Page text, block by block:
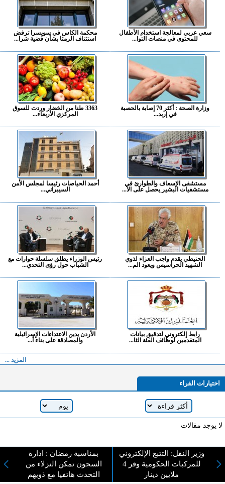
سعي عربي لمعالجة استخدام الأطفال
للمحتوى في منصات التوا...
محكمة الكاس في سويسرا ترفض
استئناف الرمثا بشأن قضية شرا...
وزارة الصحة : أكثر 70 إصابة بالحصبة
في إربد...
3363 طنا من الخضار وردت للسوق
المركزي الأربعاء...
مستشفى الإسعاف والطوارئ في
مستشفيات البشير يحصل على الا...
أحمد الحياصات رئيسا لمجلس الأمن
السيبراني...
الحنيطي يقدم واجب العزاء لذوي
الشهيد الحراسيس ويعود الم...
رئيس الوزراء يطلق سلسلة حوارات مع
الشباب حول رؤى التحدي...
رابط إلكتروني لتدقيق بيانات
المتقدمين لوظائف الفئة الثا...
الأردن يدين الاعتداءات الإسرائيلية
والمصادقة على بناء أ...
المزيد ...
اختيارات القراء
لا يوجد مقالات
وزير النقل: التتبع الإلكتروني
للمركبات الحكومية وفر 4
ملايين دينار
بمناسبة رمضان : ادارة
السجون تمكن النزلاء من
التحدث هاتفيا مع ذويهم
لا مانع من الإقتباس وإعادة النشر شريط ذكر المصدر ( المدينة نيوز ) - الآراء والتعليقات
المنشورة تعبر عن رأي أصحابها فقط